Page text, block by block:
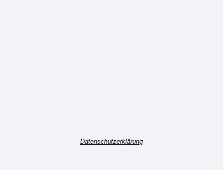
Datenschutzerklärung